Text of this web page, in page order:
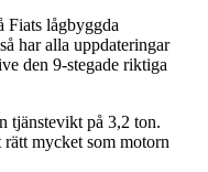
Fiats lågbyggda
har alla uppdateringar
den 9-stegade riktiga
tjänstevikt på 3,2 ton.
mycket som motorn